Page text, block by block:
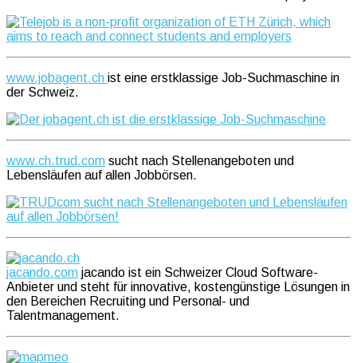
www.jobagent.ch ist eine erstklassige Job-Suchmaschine in
der Schweiz.
www.ch.trud.com sucht nach Stellenangeboten und
Lebensläufen auf allen Jobbörsen.
jacando.com jacando ist ein Schweizer Cloud Software-
Anbieter und steht für innovative, kostengünstige Lösungen in
den Bereichen Recruiting und Personal- und
Talentmanagement.